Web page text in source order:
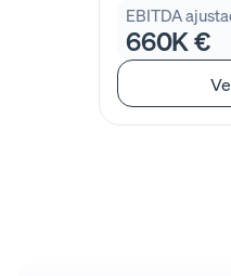
EBITDA
660K €